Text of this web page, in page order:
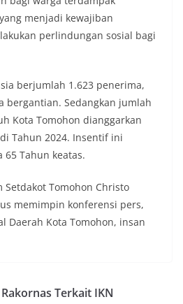
menjadi kewajiban
perlindungan sosial bagi
berjumlah 1.623 penerima,
bergantian. Sedangkan jumlah
Kota Tomohon dianggarkan
Tahun 2024. Insentif ini
Tahun keatas.
Setdakot Tomohon Christo
memimpin konferensi pers,
Daerah Kota Tomohon, insan
Terkait IKN